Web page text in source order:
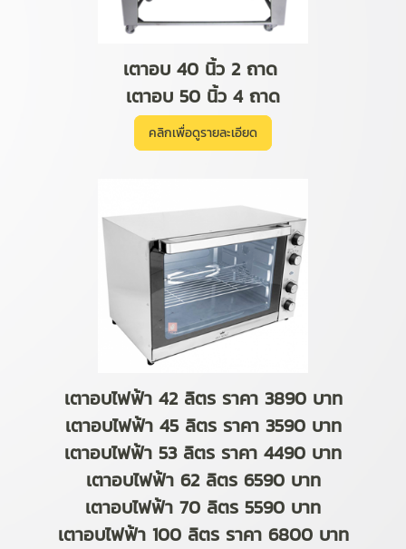
เตาอบ 40 นิ้ว 2 ถาด
เตาอบ 50 นิ้ว 4 ถาด
คลิกเพื่อดูรายละเอียด
เตาอบไฟฟ้า 42 ลิตร ราคา 3890 บาท
เตาอบไฟฟ้า 45 ลิตร ราคา 3590 บาท
เตาอบไฟฟ้า 53 ลิตร ราคา 4490 บาท
เตาอบไฟฟ้า 62 ลิตร 6590 บาท
เตาอบไฟฟ้า 70 ลิตร 5590 บาท
เตาอบไฟฟ้า 100 ลิตร ราคา 6800 บาท